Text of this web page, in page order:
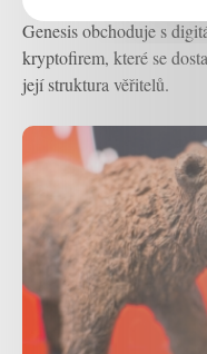
Genesis obchoduje s
kryptofirem, které se
její struktura věřitelů.